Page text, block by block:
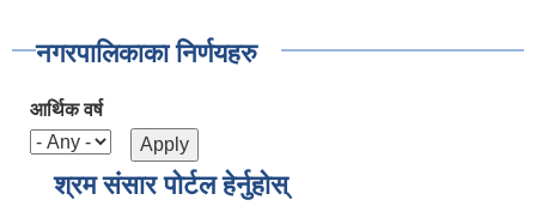
नगरपालिकाका निर्णयहरु
आर्थिक वर्ष
श्रम संसार पोर्टल हेर्नुहोस्